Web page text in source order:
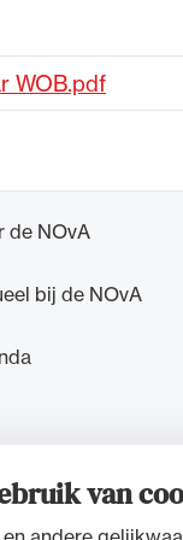
van
WOB.pdf
de NOvA
bij de NOvA
voor
tot de
op de